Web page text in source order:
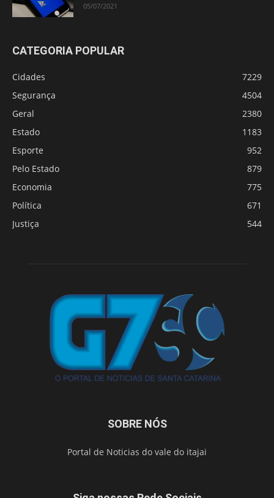
05/07/2021
CATEGORIA POPULAR
Cidades
7229
Segurança
4504
Geral
2380
Estado
1183
Esporte
952
Pelo Estado
879
Economia
775
Política
671
Justiça
544
SOBRE NÓS
Portal de Noticias do vale do itajai